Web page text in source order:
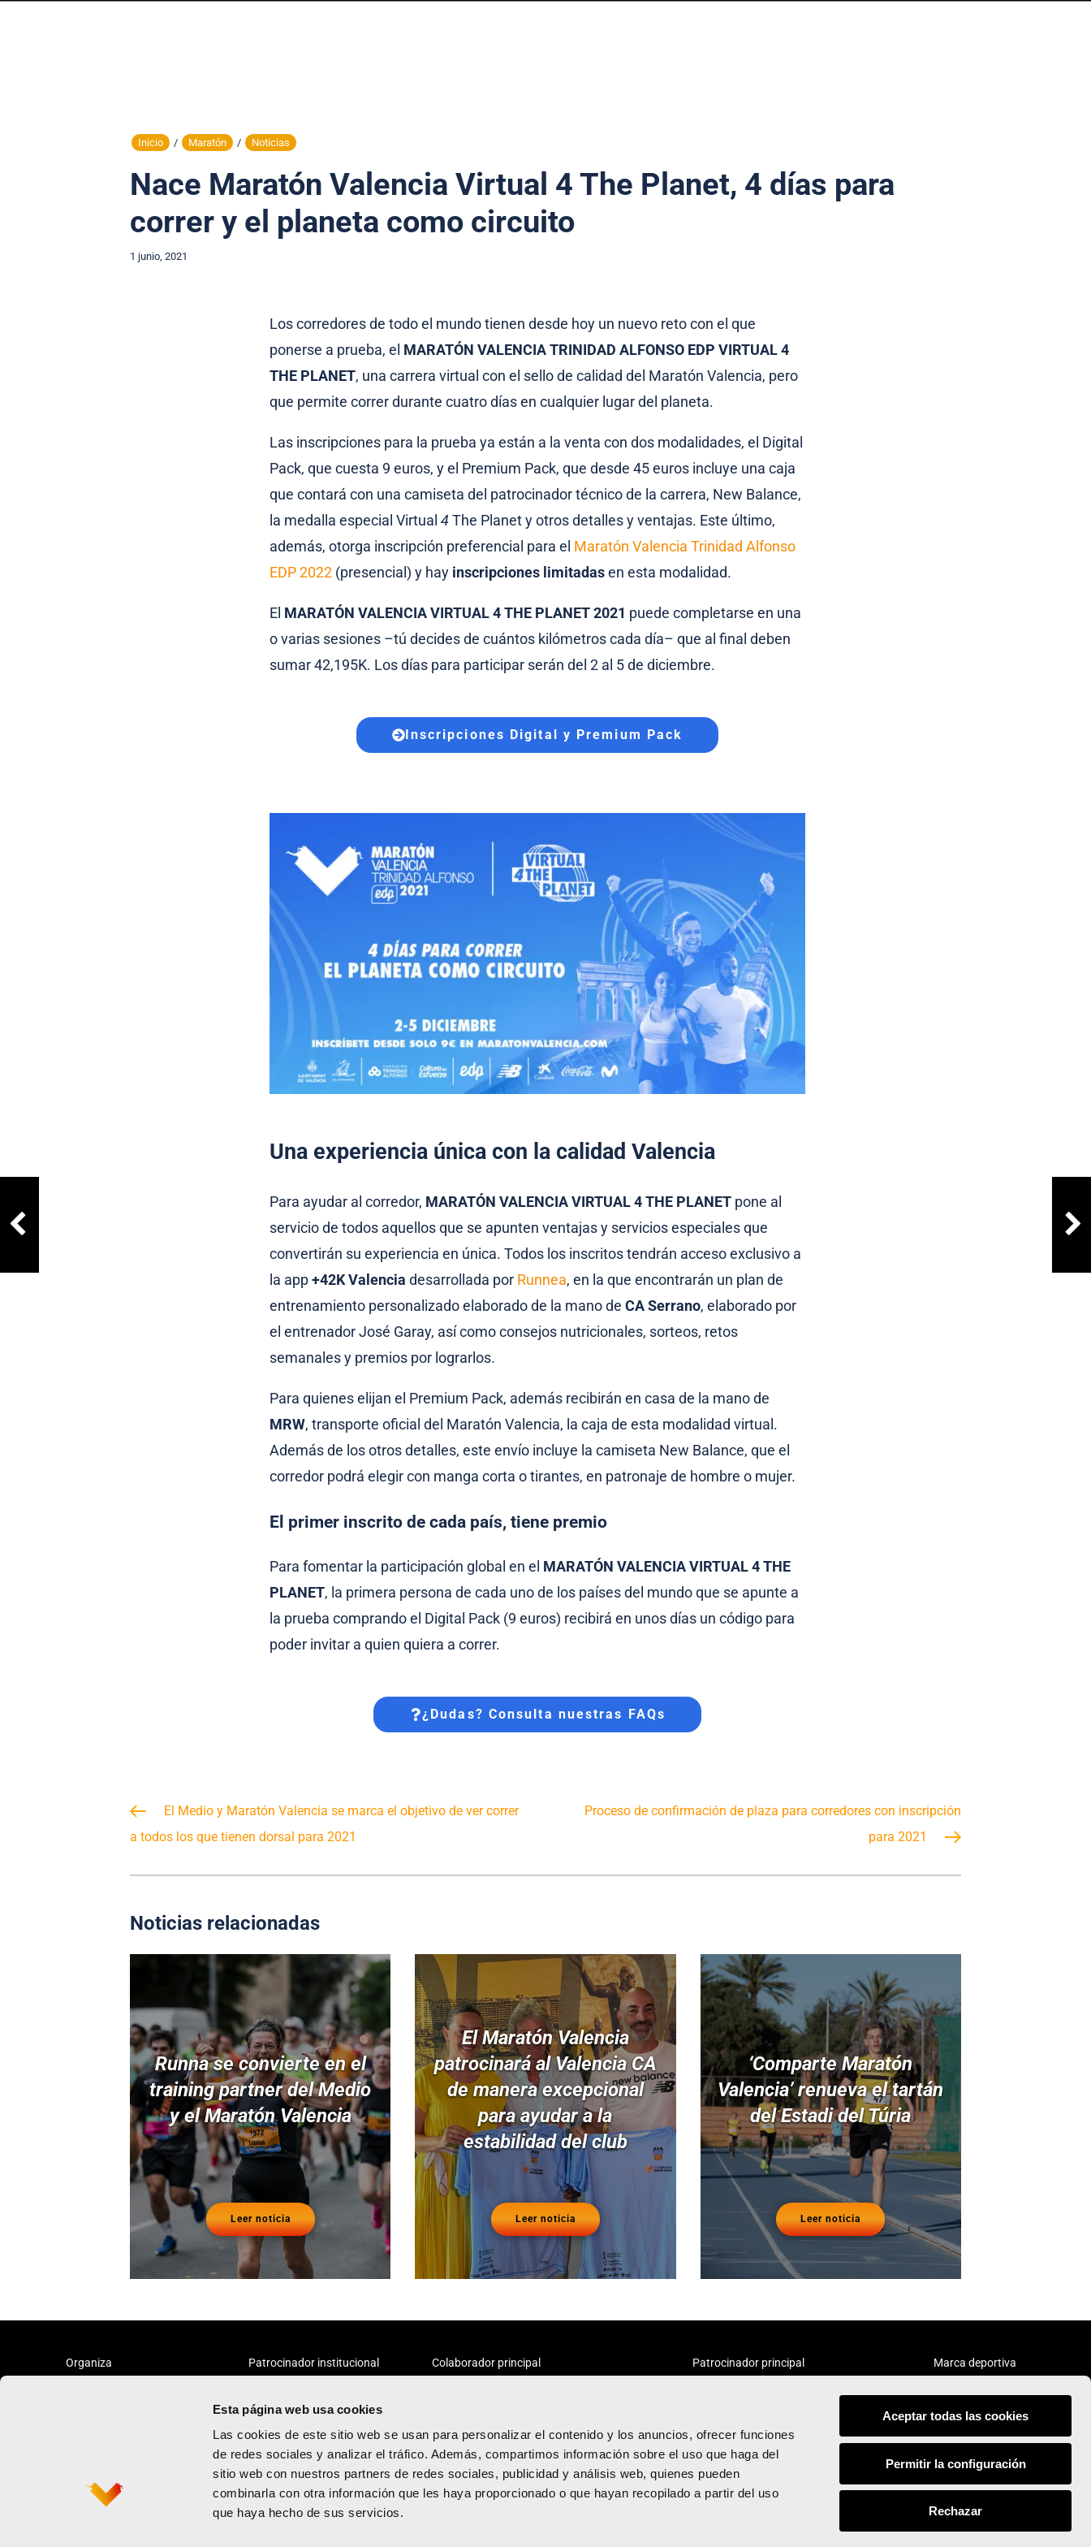
Esta página web usa cookies
Las cookies de este sitio web se usan para personalizar el contenido y los anuncios, ofrecer funciones
de redes sociales y analizar el tráfico. Además, compartimos información sobre el uso que haga del
sitio web con nuestros partners de redes sociales, publicidad y análisis web, quienes pueden
combinarla con otra información que les haya proporcionado o que hayan recopilado a partir del uso
que haya hecho de sus servicios.
Aceptar todas las cookies
Permitir la configuración
Rechazar
Inicio / Maratón / Noticias
Nace Maratón Valencia Virtual 4 The Planet, 4 días para
correr y el planeta como circuito
1 junio, 2021
Los corredores de todo el mundo tienen desde hoy un nuevo reto con el que
ponerse a prueba, el MARATÓN VALENCIA TRINIDAD ALFONSO EDP VIRTUAL 4
THE PLANET, una carrera virtual con el sello de calidad del Maratón Valencia, pero
que permite correr durante cuatro días en cualquier lugar del planeta.
Las inscripciones para la prueba ya están a la venta con dos modalidades, el Digital
Pack, que cuesta 9 euros, y el Premium Pack, que desde 45 euros incluye una caja
que contará con una camiseta del patrocinador técnico de la carrera, New Balance,
la medalla especial Virtual 4The Planet y otros detalles y ventajas. Este último,
además, otorga inscripción preferencial para el Maratón Valencia Trinidad Alfonso
EDP 2022 (presencial) y hay inscripciones limitadasen esta modalidad.
El MARATÓN VALENCIA VIRTUAL 4 THE PLANET 2021 puede completarse en una
o varias sesiones –tú decides de cuántos kilómetros cada día– que al final deben
sumar 42,195K. Los días para participar serán del 2 al 5 de diciembre.
Inscripciones Digital y Premium Pack
Una experiencia única con la calidad Valencia
Para ayudar al corredor, MARATÓN VALENCIA VIRTUAL 4 THE PLANET pone al
servicio de todos aquellos que se apunten ventajas y servicios especiales que
convertirán su experiencia en única. Todos los inscritos tendrán acceso exclusivo a
la app+42K Valencia desarrollada por Runnea, en la que encontrarán un plan de
entrenamiento personalizado elaborado de la mano de CA Serrano, elaborado por
el entrenador José Garay, así como consejos nutricionales, sorteos, retos
semanales y premios por lograrlos.
Para quienes elijan el Premium Pack, además recibirán en casa de la mano de
MRW, transporte oficial del Maratón Valencia, la caja de esta modalidad virtual.
Además de los otros detalles, este envío incluye la camiseta New Balance, que el
corredor podrá elegir con manga corta o tirantes, en patronaje de hombre o mujer.
El primer inscrito de cada país, tiene premio
Para fomentar la participación global en el MARATÓN VALENCIA VIRTUAL 4 THE
PLANET, la primera persona de cada uno de los países del mundo que se apunte a
la prueba comprando el Digital Pack (9 euros) recibirá en unos días un código para
poder invitar a quien quiera a correr.
¿Dudas? Consulta nuestras FAQs
El Medio y Maratón Valencia se marca el objetivo de ver correr
a todos los que tienen dorsal para 2021
Proceso de confirmación de plaza para corredores con inscripción
para 2021
Noticias relacionadas
Runna se convierte en el
training partner del Medio
y el Maratón Valencia
Leer noticia
El Maratón Valencia
patrocinará al Valencia CA
de manera excepcional
para ayudar a la
estabilidad del club
Leer noticia
‘Comparte Maratón
Valencia’ renueva el tartán
del Estadi del Túria
Leer noticia
Organiza Patrocinador institucional Colaborador principal Patrocinador principal Marca deportiva
Política de privacidad